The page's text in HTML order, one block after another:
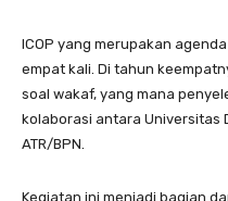
ICOP yang merupakan
empat kali. Di tahun
soal wakaf, yang mana
kolaborasi antara Universitas
ATR/BPN.
Kegiatan ini menjadi bagian